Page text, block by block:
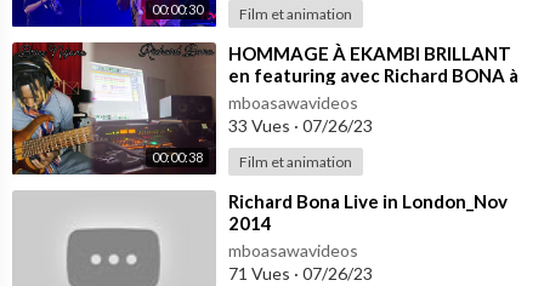
00:00:30 Film et animation
00:00:38
⁣HOMMAGE À EKAMBI BRILLANT
en featuring avec Richard BONA à
la voix et à la prod.. Rest in peace ❤️
mboasawavideos
33 Vues · 07/26/23
Film et animation
⁣Richard Bona Live in London_Nov
2014
mboasawavideos
71 Vues · 07/26/23